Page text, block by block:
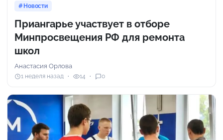
Новости
Приангарье участвует в отборе
Минпросвещения РФ для ремонта
школ
Анастасия Орлова
1 неделя назад 14 0